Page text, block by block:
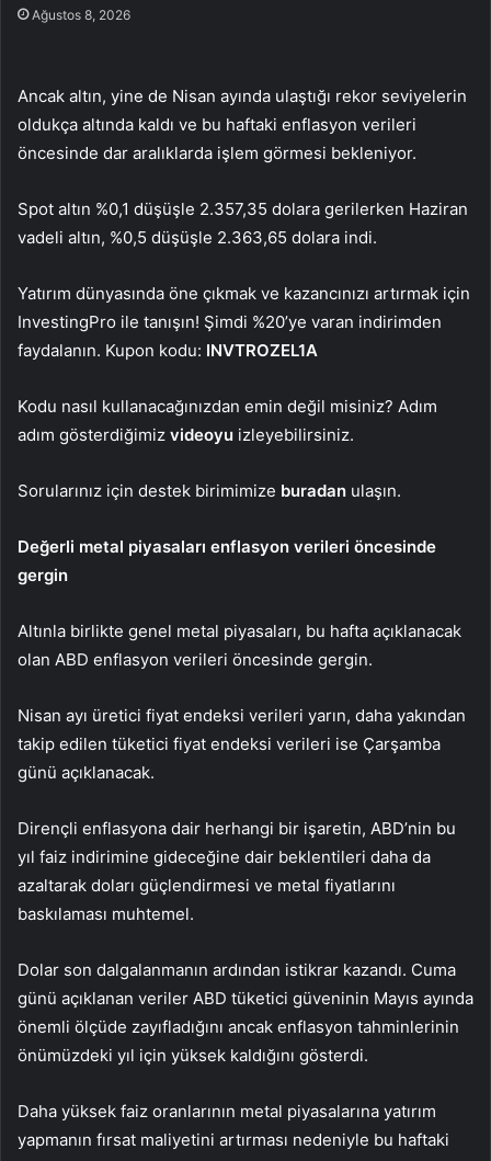
Ağustos 8, 2026
Ancak altın, yine de Nisan ayında ulaştığı rekor seviyelerin
oldukça altında kaldı ve bu haftaki enflasyon verileri
öncesinde dar aralıklarda işlem görmesi bekleniyor.
Spot altın %0,1 düşüşle 2.357,35 dolara gerilerken Haziran
vadeli altın, %0,5 düşüşle 2.363,65 dolara indi.
Yatırım dünyasında öne çıkmak ve kazancınızı artırmak için
InvestingPro ile tanışın! Şimdi %20’ye varan indirimden
faydalanın. Kupon kodu: INVTROZEL1A
Kodu nasıl kullanacağınızdan emin değil misiniz? Adım
adım gösterdiğimiz videoyu izleyebilirsiniz.
Sorularınız için destek birimimize buradan ulaşın.
Değerli metal piyasaları enflasyon verileri öncesinde
gergin
Altınla birlikte genel metal piyasaları, bu hafta açıklanacak
olan ABD enflasyon verileri öncesinde gergin.
Nisan ayı üretici fiyat endeksi verileri yarın, daha yakından
takip edilen tüketici fiyat endeksi verileri ise Çarşamba
günü açıklanacak.
Dirençli enflasyona dair herhangi bir işaretin, ABD’nin bu
yıl faiz indirimine gideceğine dair beklentileri daha da
azaltarak doları güçlendirmesi ve metal fiyatlarını
baskılaması muhtemel.
Dolar son dalgalanmanın ardından istikrar kazandı. Cuma
günü açıklanan veriler ABD tüketici güveninin Mayıs ayında
önemli ölçüde zayıfladığını ancak enflasyon tahminlerinin
önümüzdeki yıl için yüksek kaldığını gösterdi.
Daha yüksek faiz oranlarının metal piyasalarına yatırım
yapmanın fırsat maliyetini artırması nedeniyle bu haftaki